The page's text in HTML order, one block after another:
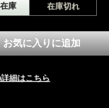
ップ、スケールなど、釣り
在庫 在庫切れ
細はこちら